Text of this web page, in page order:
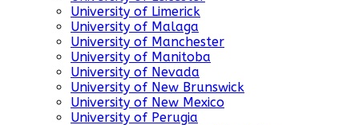
University of Limerick
University of Malaga
University of Manchester
University of Manitoba
University of Nevada
University of New Brunswick
University of New Mexico
University of Perugia